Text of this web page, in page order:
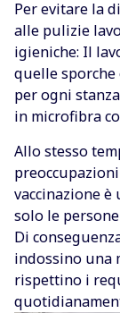
Per evitare la
alle pulizie
igieniche: Il
quelle sporche
per ogni
in microfibra
Allo stesso
vaccinazione
solo le
Di
indossino una
rispettino i